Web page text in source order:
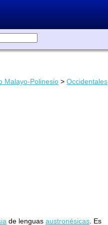
Malayo-Polinesio > Occidentales
de lenguas austronésicas . Es